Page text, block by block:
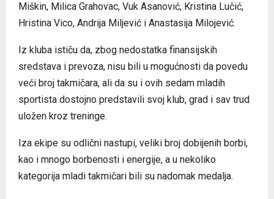
Miškin, Milica Grahovac, Vuk Asanović, Kristina Lučić,
Hristina Vico, Andrija Miljević i Anastasija Milojević.
Iz kluba ističu da, zbog nedostatka finansijskih
sredstava i prevoza, nisu bili u mogućnosti da povedu
veći broj takmičara, ali da su i ovih sedam mladih
sportista dostojno predstavili svoj klub, grad i sav trud
uložen kroz treninge.
Iza ekipe su odlični nastupi, veliki broj dobijenih borbi,
kao i mnogo borbenosti i energije, a u nekoliko
kategorija mladi takmičari bili su nadomak medalja.